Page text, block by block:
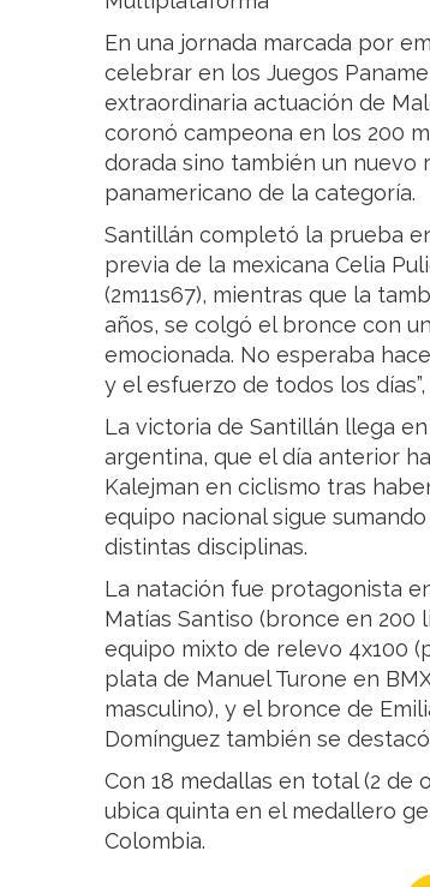
En una jornada marcada por
celebrar en los Juegos
extraordinaria actuación de
coronó campeona en los 200
dorada sino también un nuevo
panamericano de la categoría.
Santillán completó la prueba
previa de la mexicana Celia
(2m11s67), mientras que la
años, se colgó el bronce con
emocionada. No esperaba
y el esfuerzo de todos los
La victoria de Santillán llega
argentina, que el día anterior
Kalejman en ciclismo tras
equipo nacional sigue
distintas disciplinas.
La natación fue protagonista
Matías Santiso (bronce en 200
equipo mixto de relevo 4x100
plata de Manuel Turone en
masculino), y el bronce de
Domínguez también se
Con 18 medallas en total (2 de
ubica quinta en el medallero
Colombia.